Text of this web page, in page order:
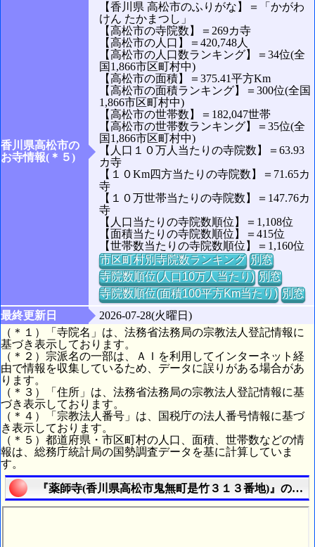
香川県高松市の
お寺情報(＊５)
【香川県 高松市のふりがな】＝「かがわ
けん たかまつし」
【高松市の寺院数】＝269カ寺
【高松市の人口】＝420,748人
【高松市の人口数ランキング】＝34位(全
国1,866市区町村中)
【高松市の面積】＝375.41平方Km
【高松市の面積ランキング】＝300位(全国
1,866市区町村中)
【高松市の世帯数】＝182,047世帯
【高松市の世帯数ランキング】＝35位(全
国1,866市区町村中)
【人口１０万人当たりの寺院数】＝63.93
カ寺
【１０Km四方当たりの寺院数】＝71.65カ
寺
【１０万世帯当たりの寺院数】＝147.76カ
寺
【人口当たりの寺院数順位】＝1,108位
【面積当たりの寺院数順位】＝415位
【世帯数当たりの寺院数順位】＝1,160位
市区町村別寺院数ランキング 別窓
寺院数順位(人口10万人当たり) 別窓
寺院数順位(面積100平方Km当たり) 別窓
最終更新日
2026-07-28(火曜日)
（＊１）「寺院名」は、法務省法務局の宗教法人登記情報に
基づき表示しております。
（＊２）宗派名の一部は、ＡＩを利用してインターネット経
由で情報を収集しているため、データに誤りがある場合があ
ります。
（＊３）「住所」は、法務省法務局の宗教法人登記情報に基
づき表示しております。
（＊４）「宗教法人番号」は、国税庁の法人番号情報に基づ
き表示しております。
（＊５）都道府県・市区町村の人口、面積、世帯数などの情
報は、総務庁統計局の国勢調査データを基に計算していま
す。
『薬師寺(香川県高松市鬼無町是竹３１３番地)』の航